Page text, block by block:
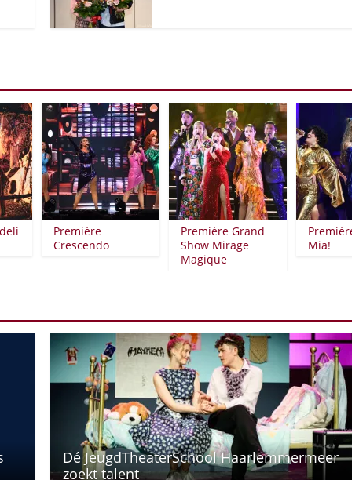
Première
Crescendo
Première Grand
Show Mirage
Magique
Première
Mia!
Dé JeugdTheaterSchool Haarlemmermeer
zoekt talent